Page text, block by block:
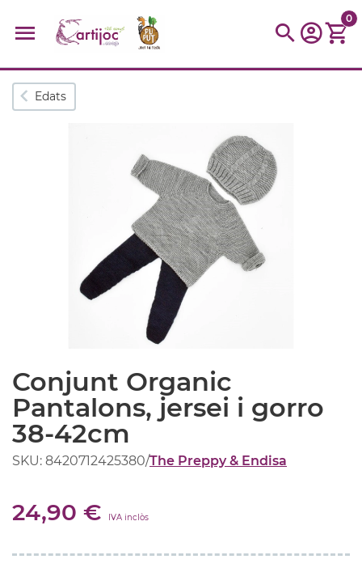
Cerques populars
tinkering kit
Cuina
0
Edats
Conjunt Organic
Pantalons, jersei i gorro
38-42cm
SKU: 8420712425380/The Preppy & Endisa
24,90 € IVA inclòs